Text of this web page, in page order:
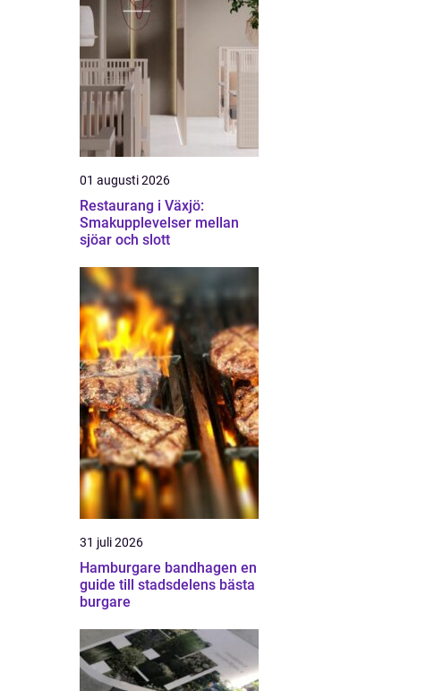
01 augusti 2026
Restaurang i Växjö:
Smakupplevelser mellan
sjöar och slott
31 juli 2026
Hamburgare bandhagen en
guide till stadsdelens bästa
burgare